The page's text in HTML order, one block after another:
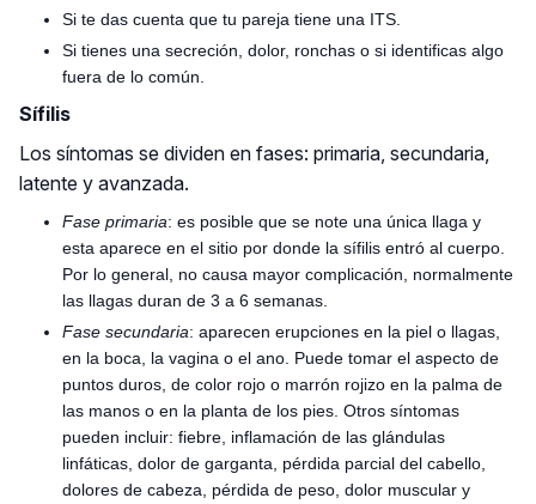
Si te das cuenta que tu pareja tiene una ITS.
Si tienes una secreción, dolor, ronchas o si identificas algo
fuera de lo común.
Sífilis
Los síntomas se dividen en fases: primaria, secundaria,
latente y avanzada.
Fase primaria: es posible que se note una única llaga y
esta aparece en el sitio por donde la sífilis entró al cuerpo.
Por lo general, no causa mayor complicación, normalmente
las llagas duran de 3 a 6 semanas.
Fase secundaria: aparecen erupciones en la piel o llagas,
en la boca, la vagina o el ano. Puede tomar el aspecto de
puntos duros, de color rojo o marrón rojizo en la palma de
las manos o en la planta de los pies. Otros síntomas
pueden incluir: fiebre, inflamación de las glándulas
linfáticas, dolor de garganta, pérdida parcial del cabello,
dolores de cabeza, pérdida de peso, dolor muscular y